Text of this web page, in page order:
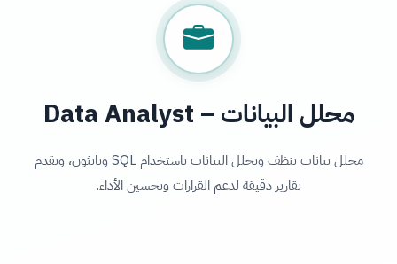
محلل البيانات – Data Analyst
محلل بيانات ينظف ويحلل البيانات باستخدام SQL وبايثون، ويقدم
تقارير دقيقة لدعم القرارات وتحسين الأداء.